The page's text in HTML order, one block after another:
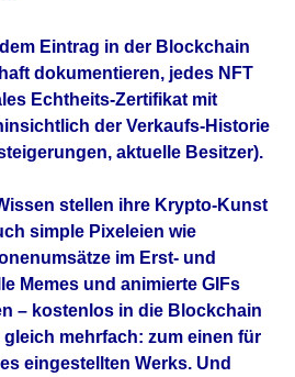
Eintrag in der Blockchain
dokumentieren, jedes NFT
Echtheits-Zertifikat mit
der Verkaufs-Historie
aktuelle Besitzer).
stellen ihre Krypto-Kunst
simple Pixeleien wie
im Erst- und
Memes und animierte GIFs
– kostenlos in die Blockchain
mehrfach: zum einen für
eingestellten Werks. Und